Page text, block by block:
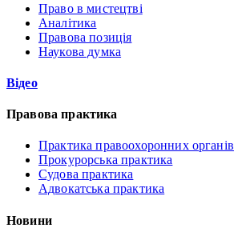
Право в мистецтві
Аналітика
Правова позиція
Наукова думка
Відео
Правова практика
Практика правоохоронних органів
Прокурорська практика
Судова практика
Адвокатська практика
Новини